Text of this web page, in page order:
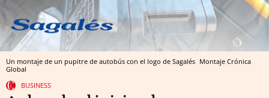
Un montaje de un pupitre de autobús con el logo de Sagalés Montaje Crónica
Global
BUSINESS